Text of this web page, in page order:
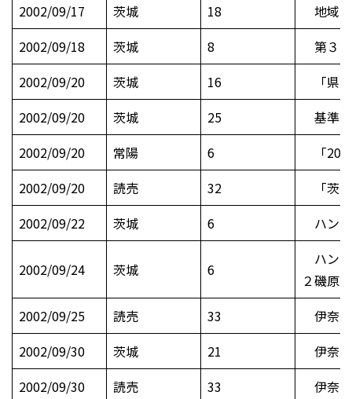
2002/09/17
茨城 18
地域
2002/09/18
茨城 8
第３
2002/09/20
茨城 16
「県
2002/09/20
茨城 25
基準
2002/09/20
常陽 6
「
2002/09/20
読売 32
「茨
2002/09/22
茨城 6 ハン
2002/09/24 茨城 6
ハン
２磯原
2002/09/25
読売 33
伊奈
2002/09/30
茨城 21
伊奈
2002/09/30
読売 33 伊奈